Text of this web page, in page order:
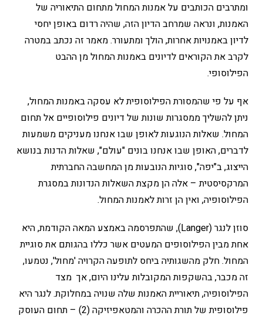
ומתרבים הכותבים על אמנות המחול מתחום התיאוריה של
האמנות, ונראה שמרחב הדיון הזה, שהיה רדום באופן יחסי
לדיון באמנויות אחרות, הולך ומתעורר. מאמר זה נכתב במטרה
לקרב את הקוראים לדיונים באמנות המחול מן ההבט
הפילוסופי.
אף על פי שהמסורת הפילוסופית לא עסקה באמנות המחול,
ניתן להשליך ממסגרות שונות של דיונים פילוסופיים אל תחום
המחול. שאלות הנוגעות לאופן שבו אנחנו מעניקים משמעות
לדברים, האופן שבו אנחנו בונים "עולם", שאלות הדנות בנושא
הייצוג, ב"יפה", סוגיות הנובעות מן המחשבה החברתית
המרקסיסטית – אלה הן מקצת השאלות הנדונות במסגרת
הפילוסופיה, ואין הן זרות לאמנות המחול.
סוזן לנגר (Langer), שהתפרסמה באמצע המאה הקודמת, היא
אחת מבין הפילוסופים המעטים אשר כללו בהגותם את סוגיית
המחול. חלק מהשגותיה ביחס לתופעה הקרויה 'מחול', נטמעו,
זה מכבר, בהשקפות המקובלות עלינו היום, אך מצד
הפילוסופיה, תיאוריית האמנות שלה שנויה במחלוקת. לנגר היא
פילוסופית של תורת ההכרה והמטאפיזיקה (2) – תחום העוסק